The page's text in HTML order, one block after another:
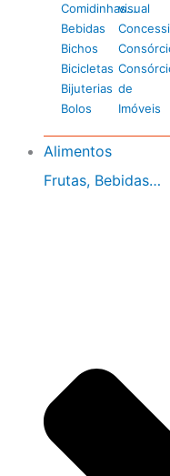
Comidinhas…
Bebidas
Bichos
Bicicletas
Bijuterias
Bolos
visual
de
Imóveis
Alimentos
Frutas, Bebidas…